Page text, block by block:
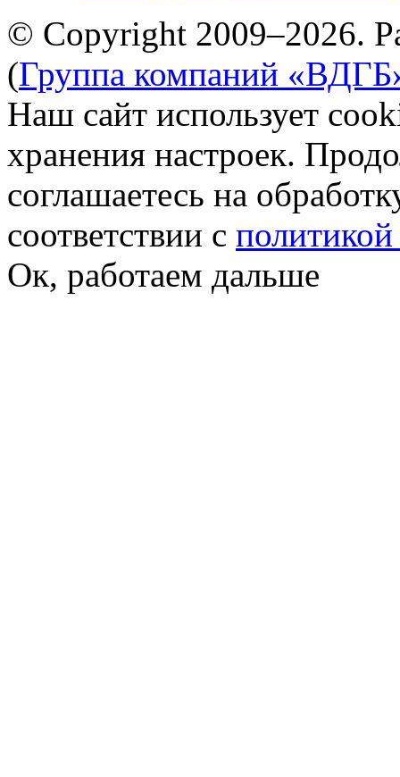
© Copyright 2009–2026.
(Группа компаний
Наш сайт использует
хранения настроек.
соглашаетесь на
соответствии с
Ок, работаем дальше